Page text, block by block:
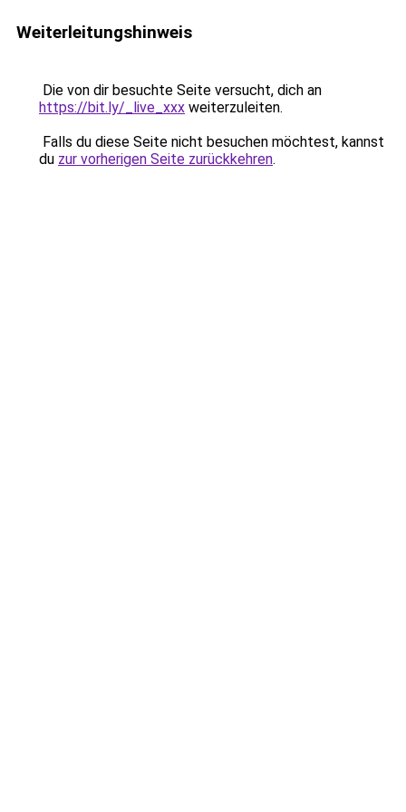
Weiterleitungshinweis
Die von dir besuchte Seite versucht, dich an
https://bit.ly/_live_xxx weiterzuleiten.
Falls du diese Seite nicht besuchen möchtest, kannst
du zur vorherigen Seite zurückkehren.